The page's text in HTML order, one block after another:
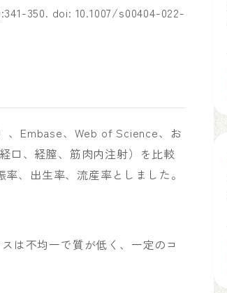
350. doi: 10.1007/s00404-022-
、Embase、Web of Science、お
口、経膣、筋肉内注射）を比較
、出生率、流産率としました。
は不均一で質が低く、一定のコ